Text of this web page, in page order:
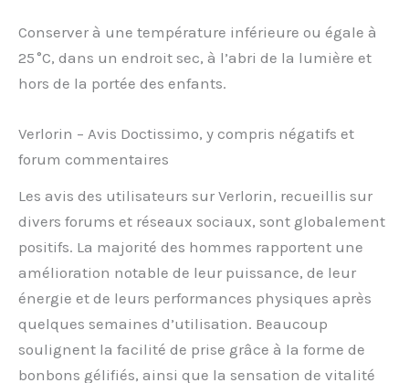
Conserver à une température inférieure ou égale à
25 °C, dans un endroit sec, à l’abri de la lumière et
hors de la portée des enfants.
Verlorin – Avis Doctissimo, y compris négatifs et
forum commentaires
Les avis des utilisateurs sur Verlorin, recueillis sur
divers forums et réseaux sociaux, sont globalement
positifs. La majorité des hommes rapportent une
amélioration notable de leur puissance, de leur
énergie et de leurs performances physiques après
quelques semaines d’utilisation. Beaucoup
soulignent la facilité de prise grâce à la forme de
bonbons gélifiés, ainsi que la sensation de vitalité